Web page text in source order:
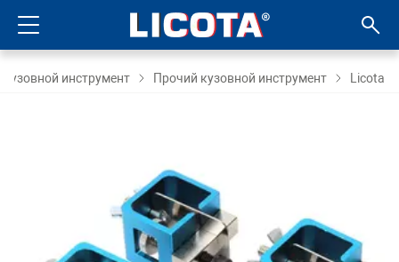
Кузовной инструмент Прочий кузовной инструмент Licota
ATG-4105 Licota Струбцина для сварки
деталей 4 шт.